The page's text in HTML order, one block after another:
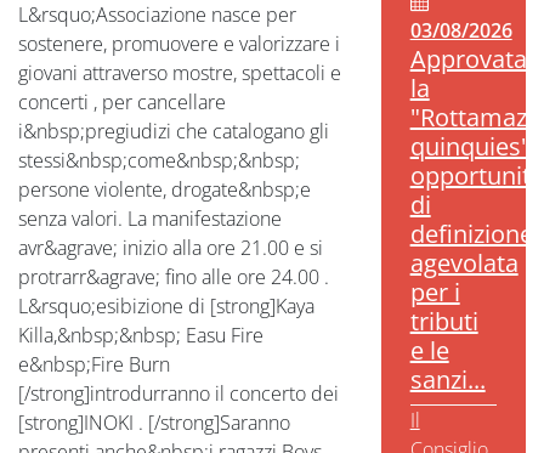
L&rsquo;Associazione nasce per
sostenere, promuovere e valorizzare i
giovani attraverso mostre, spettacoli e
concerti , per cancellare
i&nbsp;pregiudizi che catalogano gli
stessi&nbsp;come&nbsp;&nbsp;
persone violente, drogate&nbsp;e
senza valori. La manifestazione
avr&agrave; inizio alla ore 21.00 e si
protrarr&agrave; fino alle ore 24.00 .
L&rsquo;esibizione di [strong]Kaya
Killa,&nbsp;&nbsp; Easu Fire
e&nbsp;Fire Burn
[/strong]introdurranno il concerto dei
[strong]INOKI . [/strong]Saranno
03/08/2026
Approvata
la
quinquies":
opportunità
di
definizione
agevolata
per i
tributi
e le
sanzi...
Il